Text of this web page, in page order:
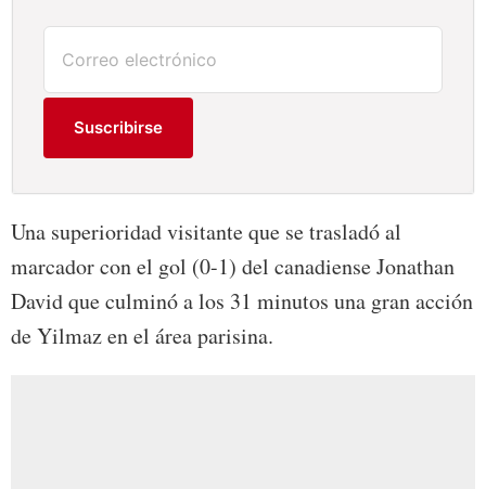
Suscribirse
Una superioridad visitante que se trasladó al
marcador con el gol (0-1) del canadiense Jonathan
David que culminó a los 31 minutos una gran acción
de Yilmaz en el área parisina.